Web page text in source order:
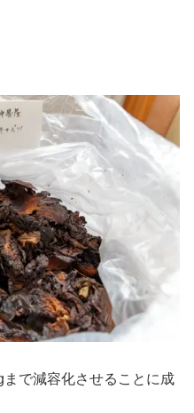
で減容化させることに成